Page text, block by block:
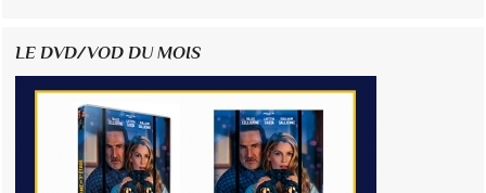
LE DVD/VOD DU MOIS